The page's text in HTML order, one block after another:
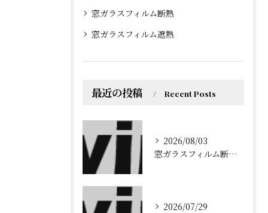
窓ガラスフィルム断熱
窓ガラスフィルム遮熱
最近の投稿 Recent Posts
2026/08/03
窓ガラスフィルム断熱で持続可能な省エネ生活を鹿児島県鹿屋市鹿児島郡三島村で始める方法
2026/07/29